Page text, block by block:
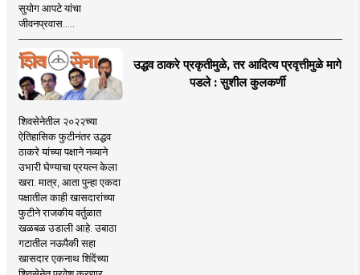
सुयोग आपटे यांचा
जीवनप्रवास.....
उद्धव ठाकरे प्रकृतीमुळे, तर आदित्य प्रवृत्तीमुळे मागे
पडले : सुशील कुलकर्णी
शिवसेनेतील २०२२च्या
ऐतिहासिक फुटीनंतर उद्धव
ठाकरे यांच्या पक्षाने नव्याने
उभारी घेण्याचा प्रयत्न केला
खरा. मात्र, आता पुन्हा एकदा
पक्षातील काही खासदारांच्या
फुटीने राजकीय वर्तुळात
खळबळ उडाली आहे. उबाठा
गटातील नऊपैकी सहा
खासदार एकनाथ शिंदेंच्या